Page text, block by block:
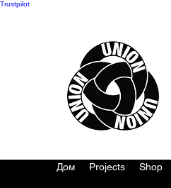
Trustpilot
Дом Projects Shop